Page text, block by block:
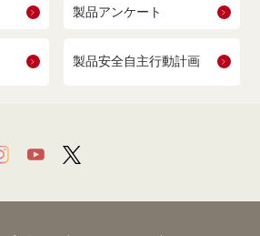
製品アンケート
製品安全自主行動計画